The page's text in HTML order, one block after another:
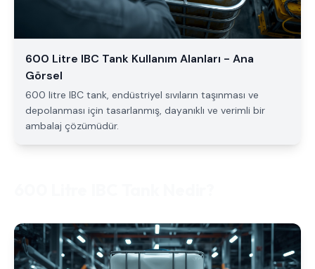
600 Litre IBC Tank Kullanım Alanları - Ana
Görsel
600 litre IBC tank, endüstriyel sıvıların taşınması ve
depolanması için tasarlanmış, dayanıklı ve verimli bir
ambalaj çözümüdür.